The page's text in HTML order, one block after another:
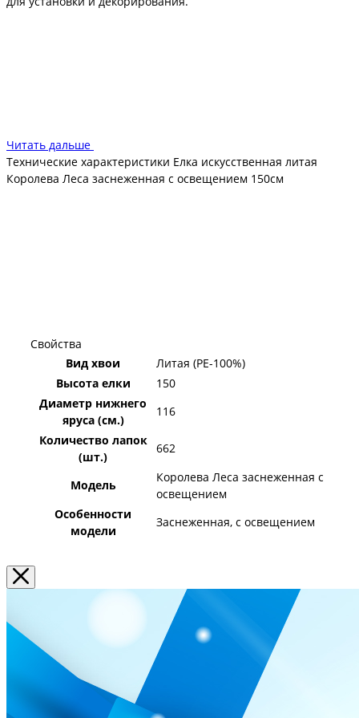
Читать дальше
Технические характеристики Елка искусственная литая
Королева Леса заснеженная с освещением 150см
Свойства
Вид хвои
Литая (PE-100%)
Высота елки
150
Диаметр нижнего
яруса (см.)
116
Количество лапок
(шт.)
662
Модель
Королева Леса заснеженная с
освещением
Особенности
модели
Заснеженная, с освещением